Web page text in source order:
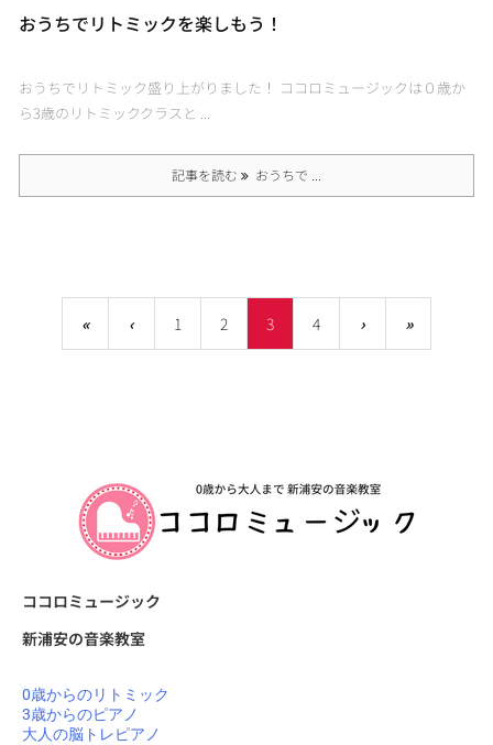
おうちでリトミックを楽しもう！
おうちでリトミック盛り上がりました！ ココロミュージックは０歳か
ら3歳のリトミッククラスと ...
記事を読む おうちで ...
« ‹ 1 2 3 4 › »
ココロミュージック
新浦安の音楽教室
0歳からのリトミック
3歳からのピアノ
大人の脳トレピアノ